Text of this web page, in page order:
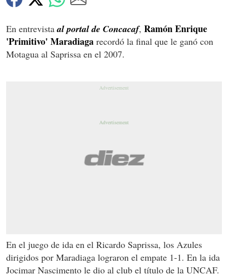
En entrevistaal portal de Concacaf, Ramón Enrique
'Primitivo' Maradiaga recordó la final que le ganó con
Motagua al Saprissa en el 2007.
En el juego de ida en el Ricardo Saprissa, los Azules
dirigidos por Maradiaga lograron el empate 1-1. En la ida
Jocimar Nascimento le dio al club el título de la UNCAF.